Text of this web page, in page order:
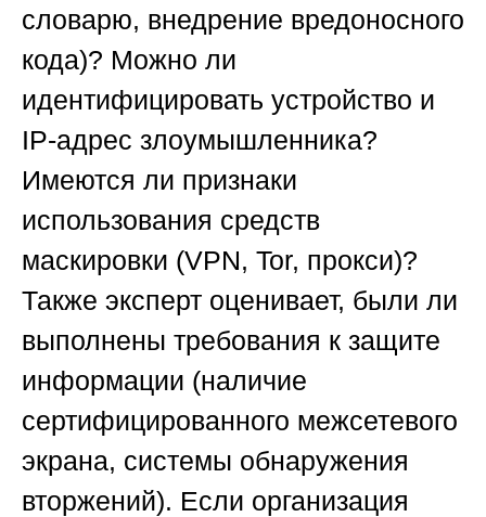
словарю, внедрение вредоносного
кода)? Можно ли
идентифицировать устройство и
IP-адрес злоумышленника?
Имеются ли признаки
использования средств
маскировки (VPN, Tor, прокси)?
Также эксперт оценивает, были ли
выполнены требования к защите
информации (наличие
сертифицированного межсетевого
экрана, системы обнаружения
вторжений). Если организация